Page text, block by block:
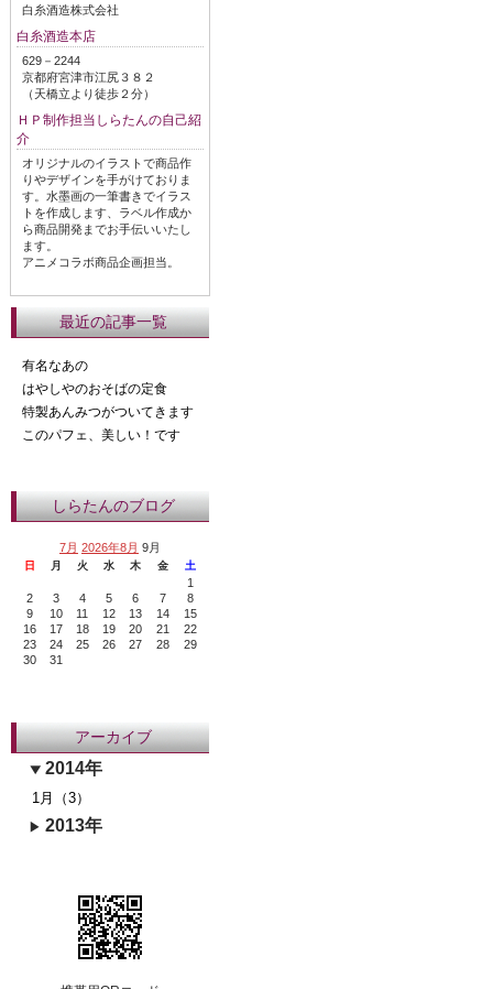
白糸酒造株式会社
白糸酒造本店
629－2244
京都府宮津市江尻３８２
（天橋立より徒歩２分）
ＨＰ制作担当しらたんの自己紹
介
オリジナルのイラストで商品作
りやデザインを手がけておりま
す。水墨画の一筆書きでイラス
トを作成します、ラベル作成か
ら商品開発までお手伝いいたし
ます。
アニメコラボ商品企画担当。
最近の記事一覧
有名なあの
はやしやのおそばの定食
特製あんみつがついてきます
このパフェ、美しい！です
しらたんのブログ
7月 2026年8月 9月
日 月 火 水 木 金 土
1
2
3 4 5 6 7
8
9
10 11 12 13 14
15
16
17 18 19 20 21
22
23
24 25 26 27 28
29
30
31
アーカイブ
2014年
1月（3）
2013年